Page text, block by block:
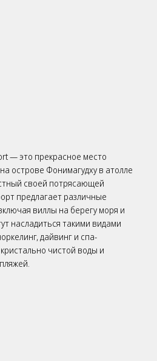
— это прекрасное место
острове Фонимагудху в атолле
своей потрясающей
предлагает различные
виллы на берегу моря и
насладиться такими видами
дайвинг и спа-
чистой воды и